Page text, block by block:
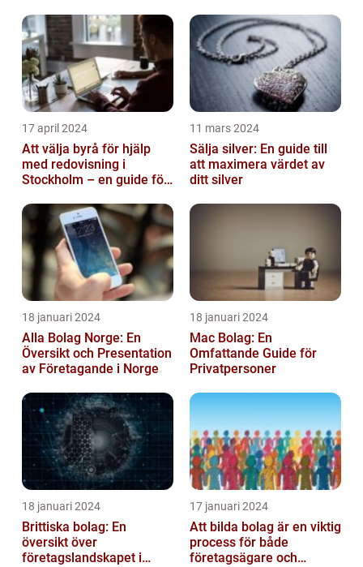
17 april 2024
Att välja byrå för hjälp
med redovisning i
Stockholm – en guide för
11 mars 2024
Sälja silver: En guide till
att maximera värdet av
ditt silver
18 januari 2024
Alla Bolag Norge: En
Översikt och Presentation
av Företagande i Norge
18 januari 2024
Mac Bolag: En
Omfattande Guide för
Privatpersoner
18 januari 2024
Brittiska bolag: En
översikt över
företagslandskapet i
17 januari 2024
Att bilda bolag är en viktig
process för både
företagsägare och